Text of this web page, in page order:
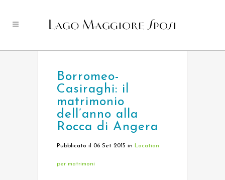
Borromeo-
Casiraghi: il
matrimonio
dell’anno alla
Rocca di Angera
Pubblicato il 06 Set 2015 in Location
per matrimoni